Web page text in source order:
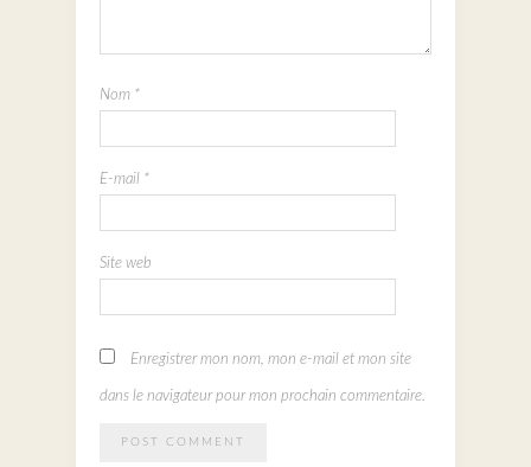
Nom *
E-mail *
Site web
Enregistrer mon nom, mon e-mail et mon site
dans le navigateur pour mon prochain commentaire.